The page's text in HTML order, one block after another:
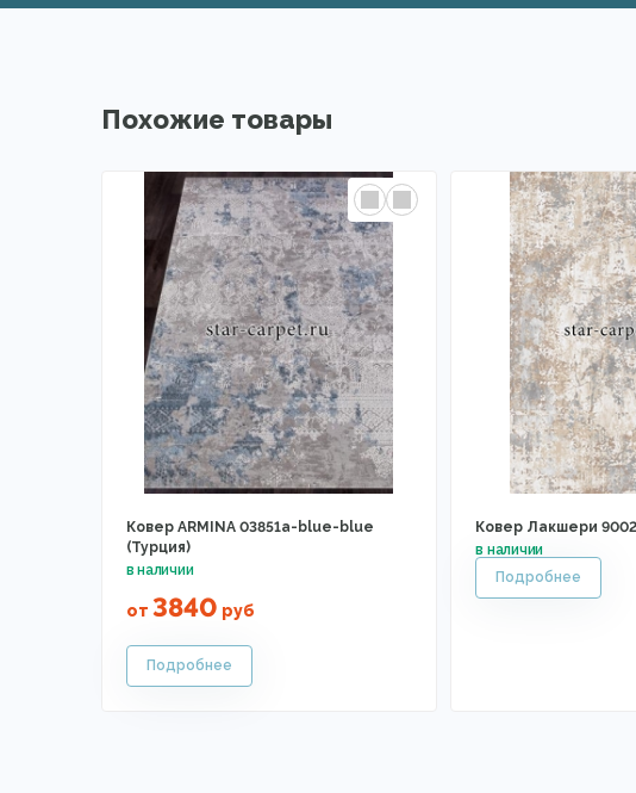
Похожие товары
Ковер ARMINA 03851a-blue-blue
(Турция)
от 3840 руб
Ковер Лакшери